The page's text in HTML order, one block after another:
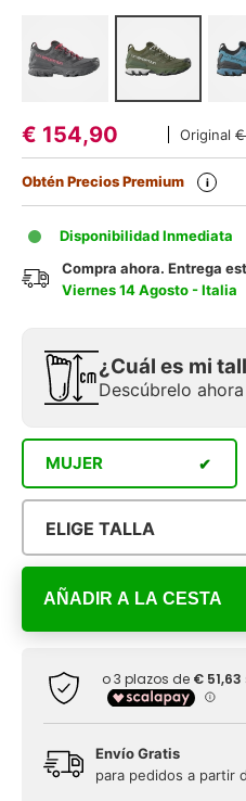
€ 154,90 Original
Obtén Precios Premium i
Disponibilidad Inmediata
Compra ahora. Entrega
Viernes 14 Agosto - Italia
¿Cuál es mi
Descúbrelo ahora
MUJER
ELIGE TALLA
AÑADIR A LA CESTA
Envío Gratis
para pedidos a partir